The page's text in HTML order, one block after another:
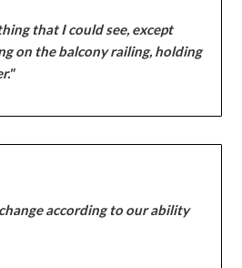
that I could see, except
on the balcony railing, holding
according to our ability